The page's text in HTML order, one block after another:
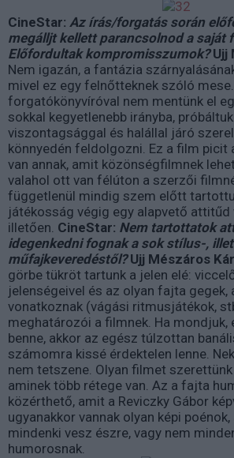
CineStar: Az írás/forgatás során
megálljt kellett parancsolnod a saját
Előfordultak kompromisszumok? Ujj
Nem igazán, a fantázia
mivel ez egy felnőtteknek szóló
forgatókönyvíróval nem mentünk el
sokkal kegyetlenebb irányba,
viszontagsággal és halállal járó
könnyedén feldolgozni. Ez a film picit
van annak, amit közönségfilmnek
valahol ott van félúton a szerzői
függetlenül mindig szem előtt
játékosság végig egy alapvető
illetően. CineStar: Nem tartottatok
idegenkedni fognak a sok stílus-,
műfajkeveredéstől? Ujj Mészáros
görbe tükröt tartunk a jelen elé:
jelenségeivel és az olyan fajta gegek,
vonatkoznak (vágási ritmusjátékok,
meghatározói a filmnek. Ha mondjuk,
benne, akkor az egész túlzottan
számomra kissé érdektelen lenne.
nem tetszene. Olyan filmet
aminek több rétege van. Az a fajta
közérthető, amit a Reviczky Gábor
ugyanakkor vannak olyan képi
mindenki vesz észre, vagy nem
humorosnak.